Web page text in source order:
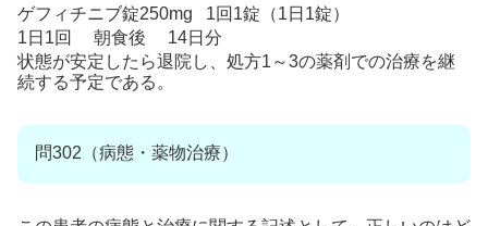
ゲフィチニブ錠250mg 1回1錠（1日1錠）
1日1回 朝食後 14日分
状態が安定したら退院し、処方1～3の薬剤での治療を継
続する予定である。
問302（病態・薬物治療）